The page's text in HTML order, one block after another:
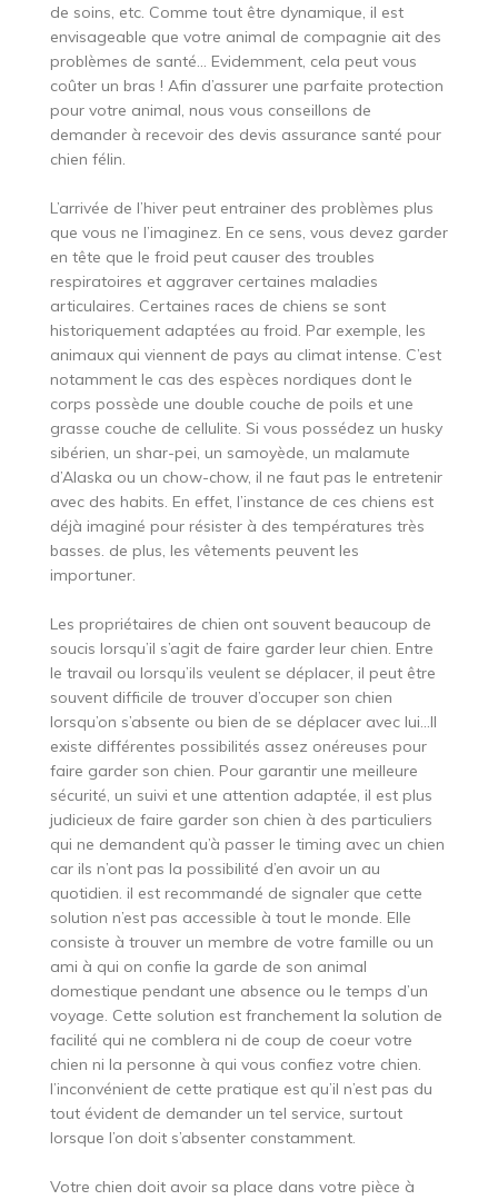
de soins, etc. Comme tout être dynamique, il est
envisageable que votre animal de compagnie ait des
problèmes de santé… Evidemment, cela peut vous
coûter un bras ! Afin d’assurer une parfaite protection
pour votre animal, nous vous conseillons de
demander à recevoir des devis assurance santé pour
chien félin.
L’arrivée de l’hiver peut entrainer des problèmes plus
que vous ne l’imaginez. En ce sens, vous devez garder
en tête que le froid peut causer des troubles
respiratoires et aggraver certaines maladies
articulaires. Certaines races de chiens se sont
historiquement adaptées au froid. Par exemple, les
animaux qui viennent de pays au climat intense. C’est
notamment le cas des espèces nordiques dont le
corps possède une double couche de poils et une
grasse couche de cellulite. Si vous possédez un husky
sibérien, un shar-pei, un samoyède, un malamute
d’Alaska ou un chow-chow, il ne faut pas le entretenir
avec des habits. En effet, l’instance de ces chiens est
déjà imaginé pour résister à des températures très
basses. de plus, les vêtements peuvent les
importuner.
Les propriétaires de chien ont souvent beaucoup de
soucis lorsqu’il s’agit de faire garder leur chien. Entre
le travail ou lorsqu’ils veulent se déplacer, il peut être
souvent difficile de trouver d’occuper son chien
lorsqu’on s’absente ou bien de se déplacer avec lui…Il
existe différentes possibilités assez onéreuses pour
faire garder son chien. Pour garantir une meilleure
sécurité, un suivi et une attention adaptée, il est plus
judicieux de faire garder son chien à des particuliers
qui ne demandent qu’à passer le timing avec un chien
car ils n’ont pas la possibilité d’en avoir un au
quotidien. il est recommandé de signaler que cette
solution n’est pas accessible à tout le monde. Elle
consiste à trouver un membre de votre famille ou un
ami à qui on confie la garde de son animal
domestique pendant une absence ou le temps d’un
voyage. Cette solution est franchement la solution de
facilité qui ne comblera ni de coup de coeur votre
chien ni la personne à qui vous confiez votre chien.
l’inconvénient de cette pratique est qu’il n’est pas du
tout évident de demander un tel service, surtout
lorsque l’on doit s’absenter constamment.
Votre chien doit avoir sa place dans votre pièce à